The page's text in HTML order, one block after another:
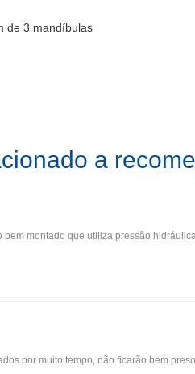
de 3 mandíbulas
a
montado que utiliza pressão
por muito tempo, não ficarão bem